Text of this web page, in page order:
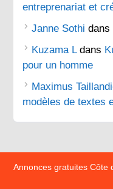
entreprenariat et
Janne Sothi dans
Kuzama Ldans
pour un homme
Maximus
modèles de textes
Annonces gratuites Côte